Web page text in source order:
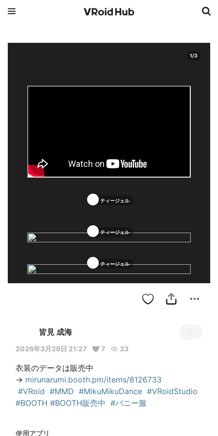
1/3
ティージェル
ティージェル
ティージェル
皆見 成海
2026年3月29日 21:27 7 33
衣装のデータは販売中
→ mirunarumi.booth.pm/items/8126733
#VRoid #MMD #MikuMikuDance #VRoidStudio
#BOOTH #BOOTH販売中 #バニー服
使用アプリ